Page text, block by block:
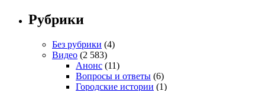
Рубрики
Без рубрики (4)
Видео (2 583)
Анонс (11)
Вопросы и ответы (6)
Городские истории (1)